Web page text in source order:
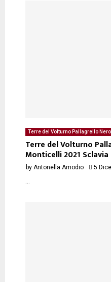
Terre del Volturno Pallagrello
Terre del Volturno
Monticelli 2021 Sclavia
by Antonella Amodio 5